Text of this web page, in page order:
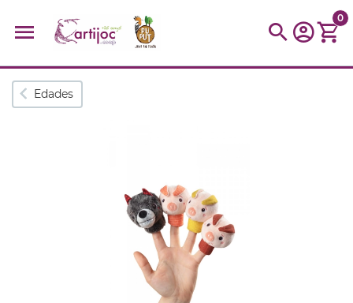
Búsquedas populares
0
Edades